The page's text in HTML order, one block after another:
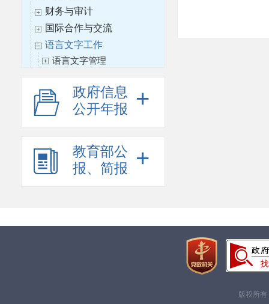
财务与审计
国际合作与交流
语言文字工作
语言文字管理
其他
政府信息
公开年报
+
教育部公
报、简报
+
版权所